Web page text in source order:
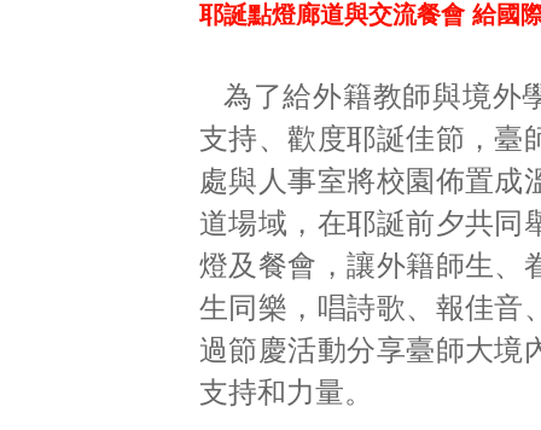
耶誕點燈廊道與交流餐會 給國
為了給外籍教師與境外
支持、歡度耶誕佳節，臺
處與人事室將校園佈置成
道場域，在耶誕前夕共同
燈及餐會，讓外籍師生、
生同樂，唱詩歌、報佳音
過節慶活動分享臺師大境
支持和力量。